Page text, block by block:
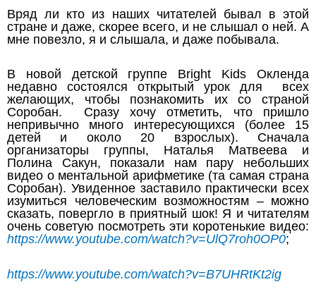
Вряд ли кто из наших читателей бывал в этой
стране и даже, скорее всего, и не слышал о ней. А
мне повезло, я и слышала, и даже побывала.
В новой детской группе Bright Kids Окленда
недавно состоялся открытый урок для всех
желающих, чтобы познакомить их со страной
Соробан. Сразу хочу отметить, что пришло
непривычно много интересующихся (более 15
детей и около 20 взрослых). Сначала
организаторы группы, Наталья Матвеева и
Полина Сакун, показали нам пару небольших
видео о ментальной арифметике (та самая страна
Соробан). Увиденное заставило практически всех
изумиться человеческим возможностям – можно
сказать, повергло в приятный шок! Я и читателям
очень советую посмотреть эти коротенькие видео:
https://www.youtube.com/watch?v=UlQ7roh0OP0;
https://www.youtube.com/watch?v=B7UHRtKt2ig